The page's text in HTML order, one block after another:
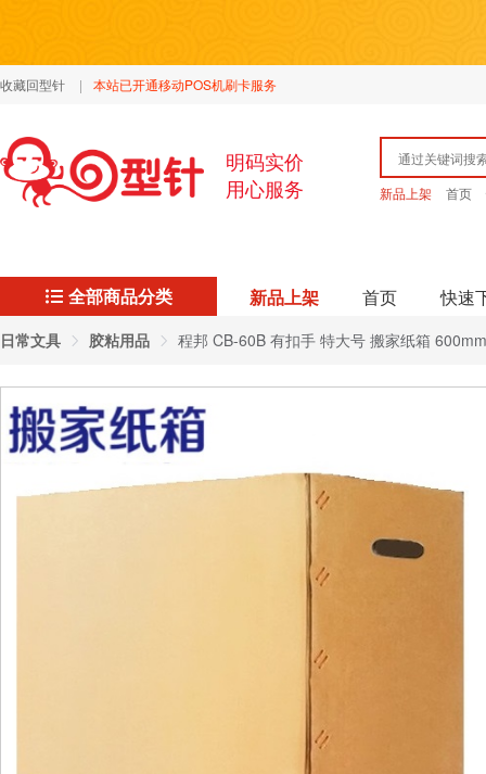
收藏回型针 | 本站已开通移动POS机刷卡服务
明码实价
用心服务
新品上架 首页
全部商品分类 新品上架 首页 快速
日常文具 胶粘用品 程邦 CB-60B 有扣手 特大号 搬家纸箱